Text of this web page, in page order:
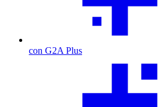
con G2A Plus